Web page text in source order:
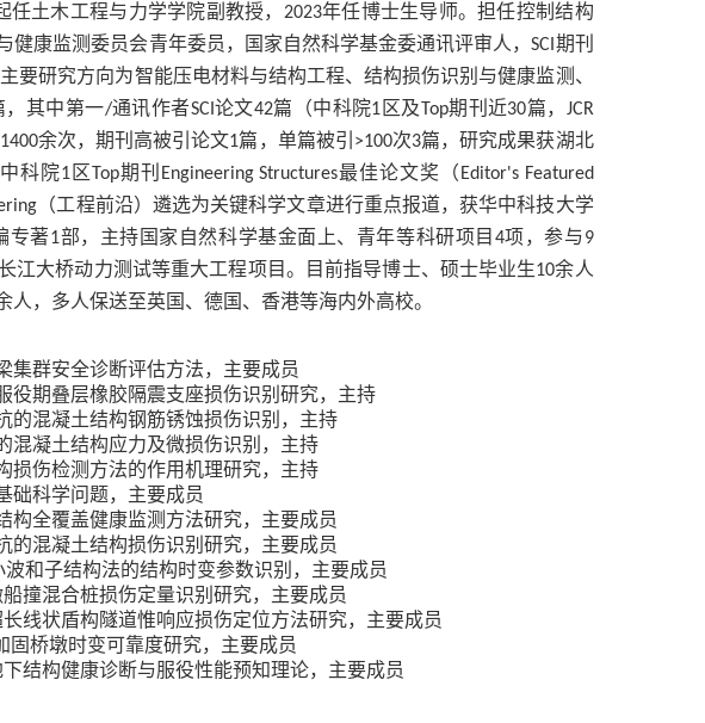
任土木工程与力学学院副教授， 2023年任博士生导师。担任控制结构
康监测委员会青年委员，国家自然科学基金委通讯评审人，SCI 期刊
要研究方向为智能压电材料与结构工程、结构损伤识别与健康监测、
，其中第一/通讯作者SCI 论文42篇（中科院1 区及 Top期刊近30篇， JCR
1400余次，期刊高被引论文1篇，单篇被引 >100次3篇，研究成果获湖北
科院1 区 Top期刊 Engineering Structures最佳论文奖（ Editor's Featured
（工程前沿）遴选为关键科学文章进行重点报道，获华中科技大学
专著1部，主持国 家自然科学基金面上、青年等科研项目 4项，参与9
江大桥动力测试等重大工程项目。 目前指导博士、硕士毕业生10余人
人，多人保送至英国、德国、香港等海内外高校。
集群安全诊断评估方法，主要成员
役期叠层橡胶隔震支座损伤识别研究，主持
的混凝土结构钢筋锈蚀损伤识别，主持
混凝土结构应力及微损伤识别，主持
损伤检测方法的作用机理研究，主持
础科学问题，主要成员
构全覆盖健康监测方法研究，主要成员
的混凝土结构损伤识别研究，主要成员
波和子结构法的结构时变参数识别，主要成员
撞混合桩损伤定量识别研究，主要成员
线状盾构隧道惟响应损伤定位方法研究，主要成员
固桥墩时变可靠度研究，主要成员
结构健康诊断与服役性能预知理论，主要成员